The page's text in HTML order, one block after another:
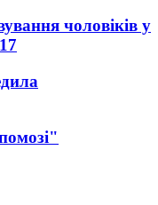
чоловіків у